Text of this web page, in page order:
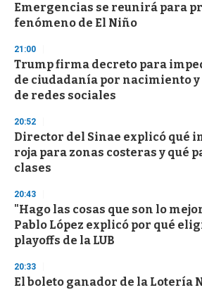
Emergencias se reunirá para
fenómeno de El Niño
21:00
Trump firma decreto para
de ciudadanía por nacimiento
de redes sociales
20:52
Director del Sinae explicó qué
roja para zonas costeras y qué
clases
20:43
"Hago las cosas que son lo
Pablo López explicó por qué
playoffs de la LUB
20:33
El boleto ganador de la Lotería